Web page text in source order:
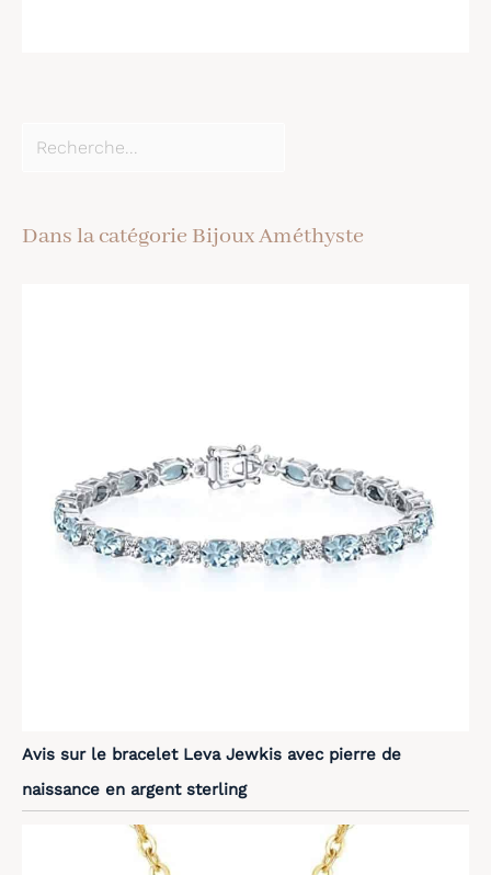
Dans la catégorie Bijoux Améthyste
Avis sur le bracelet Leva Jewkis avec pierre de
naissance en argent sterling